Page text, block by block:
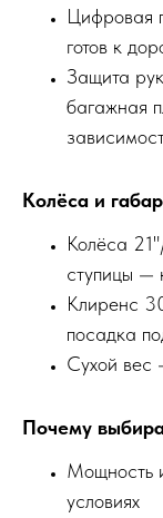
Цифровая
готов к
Защита
багажная
Колёса и
Колёса
ступицы —
Клиренс
посадка
Сухой вес
Почему
Мощность
условиях